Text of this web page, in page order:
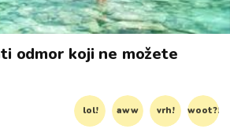
odmor koji ne možete
lol! aww vrh! woot?!